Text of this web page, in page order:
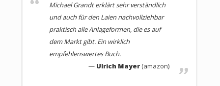
Genau den gibt Bestsellerautor Michael Grandt in
seinem neuen Buch. Zunächst erläutert er wichtige
finanz- und wirtschaftspolitische Hintergründe, die
Sie unbedingt kennen müssen, um überhaupt die
richtigen Entscheidungen treffen zu können. Er gibt
Tipps im Umgang mit Finanzberatern und beschreibt,
Michael Grandt erklärt sehr verständlich
und auch für den Laien nachvollziehbar
praktisch alle Anlageformen, die es auf
dem Markt gibt. Ein wirklich
empfehlenswertes Buch.
Ulrich Mayer(amazon)